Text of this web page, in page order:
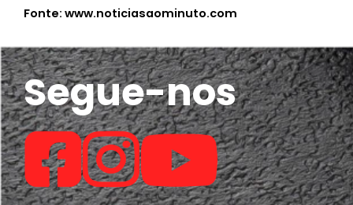
Fonte: www.noticiasaominuto.com
Segue-nos